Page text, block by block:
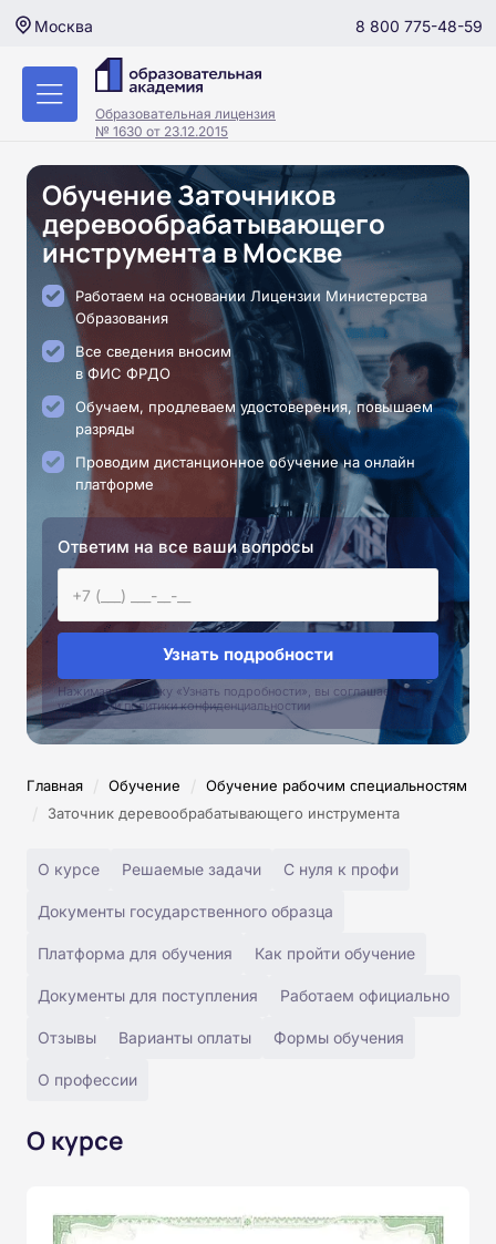
Москва 8 800 775-48-59
Образовательная лицензия
№ 1630 от 23.12.2015
Обучение Заточников
деревообрабатывающего
инструмента в Москве
Работаем на основании Лицензии Министерства
Образования
Все сведения вносим
в ФИС ФРДО
Обучаем, продлеваем удостоверения, повышаем
разряды
Проводим дистанционное обучение на онлайн
платформе
Ответим на все ваши вопросы
Узнать подробности
Нажимая на кнопку «Узнать подробности», вы соглашаетесь с
условиями политики конфиденциальностии
Главная / Обучение / Обучение рабочим специальностям
/ Заточник деревообрабатывающего инструмента
О курсе Решаемые задачи С нуля к профи
Документы государственного образца
Платформа для обучения Как пройти обучение
Документы для поступления Работаем официально
Отзывы Варианты оплаты Формы обучения
О профессии
О курсе